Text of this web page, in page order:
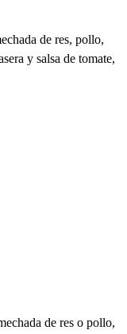
de res, pollo,
y salsa de tomate,
de res o pollo,